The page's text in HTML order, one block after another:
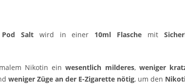
Pod Saltwird in einer 10ml Flasche mit
Nikotin einwesentlich milderes, weniger
weniger Züge an der E-Zigarette nötig, um den